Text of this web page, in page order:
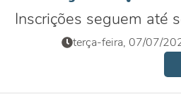
Inscrições seguem até
terça-feira, 07/07/